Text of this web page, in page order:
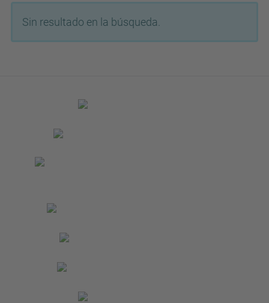
Sin resultado en la búsqueda.